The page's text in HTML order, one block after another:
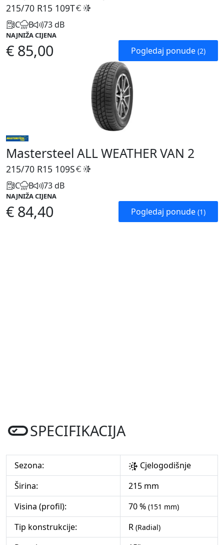
215/70 R15 109T
C B 73 dB
NAJNIŽA CIJENA
€ 85,00 Pogledaj ponude (2)
Mastersteel ALL WEATHER VAN 2
215/70 R15 109S
C B 73 dB
NAJNIŽA CIJENA
€ 84,40 Pogledaj ponude (1)
SPECIFIKACIJA
Sezona:
Cjelogodišnje
Širina:
215 mm
Visina (profil):
70 % (151 mm)
Tip konstrukcije: R (Radial)